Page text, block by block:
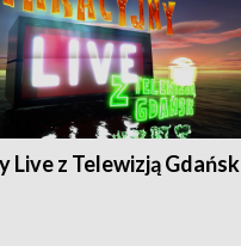
Live z Telewizją Gdańsk